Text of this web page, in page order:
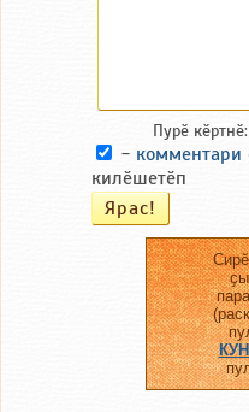
Пурӗ кӗртнӗ:
-
килӗшетӗп